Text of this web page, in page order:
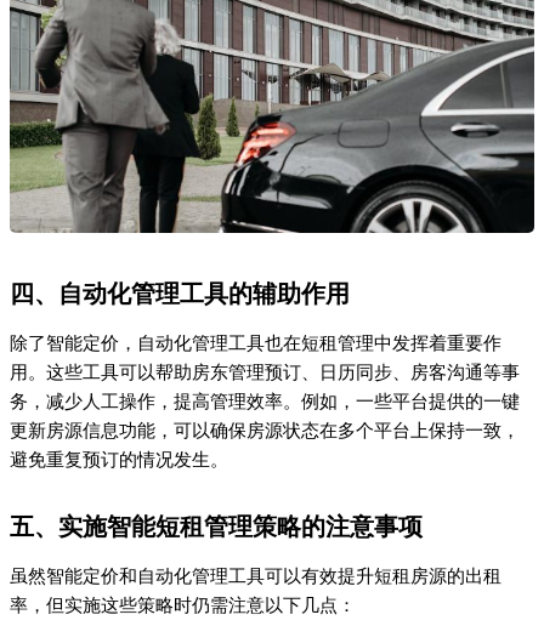
四、自动化管理工具的辅助作用
除了智能定价，自动化管理工具也在短租管理中发挥着重要作
用。这些工具可以帮助房东管理预订、日历同步、房客沟通等事
务，减少人工操作，提高管理效率。例如，一些平台提供的一键
更新房源信息功能，可以确保房源状态在多个平台上保持一致，
避免重复预订的情况发生。
五、实施智能短租管理策略的注意事项
虽然智能定价和自动化管理工具可以有效提升短租房源的出租
率，但实施这些策略时仍需注意以下几点：